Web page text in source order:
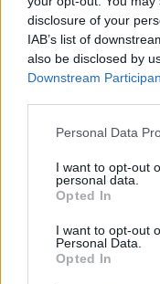
disclosure of your
IAB’s list of
also be disclosed by
Downstream
Personal Data
I want to opt-out
personal data.
Opted In
I want to opt-out
Personal Data.
Opted In